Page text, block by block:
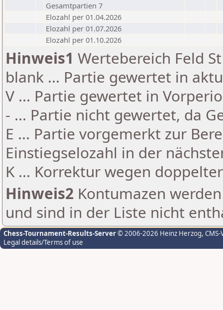
Gesamtpartien 7
Elozahl per 01.04.2026
Elozahl per 01.07.2026
Elozahl per 01.10.2026
Hinweis1 Wertebereich Feld
blank ... Partie gewertet in
V ... Partie gewertet in
- ... Partie nicht gewertet, da
E ... Partie vorgemerkt zur
Einstiegselozahl in der
K ... Korrektur wegen
Hinweis2 Kontumazen
und sind in der Liste nicht
Chess-Tournament-Results-Server© 2006-2026 Heinz Herzog,
Legal details/Terms of use